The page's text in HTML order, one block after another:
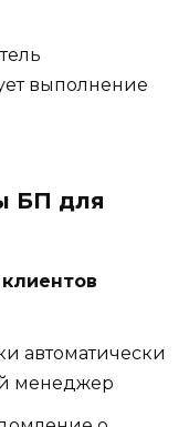
выполнение
БП для
автоматически
менеджер